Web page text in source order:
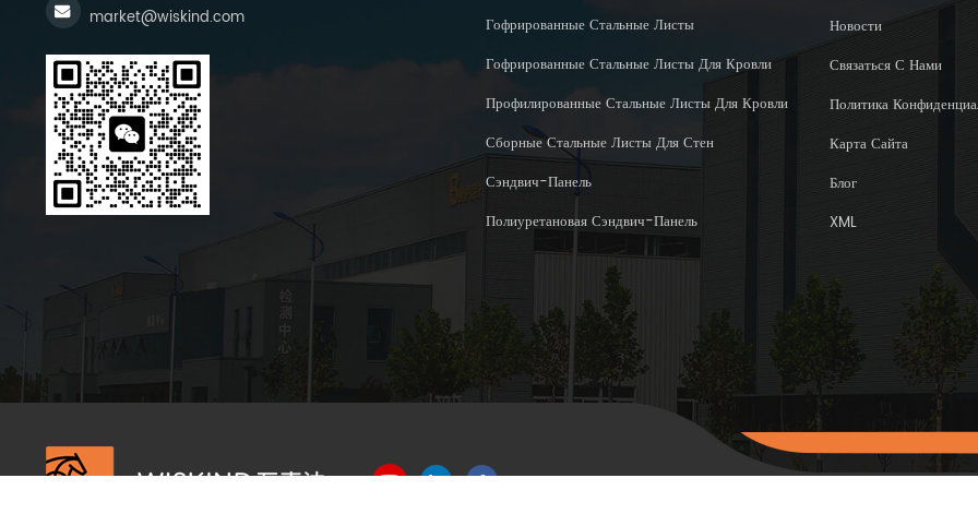
market@wiskind.com
Гофрированные Стальные Листы
Гофрированные Стальные Листы Для Кровли
Профилированные Стальные Листы Для Кровли
Сборные Стальные Листы Для Стен
Сэндвич-Панель
Полиуретановая Сэндвич-Панель
Новости
Связаться С Нами
Политика
Карта Сайта
Блог
XML